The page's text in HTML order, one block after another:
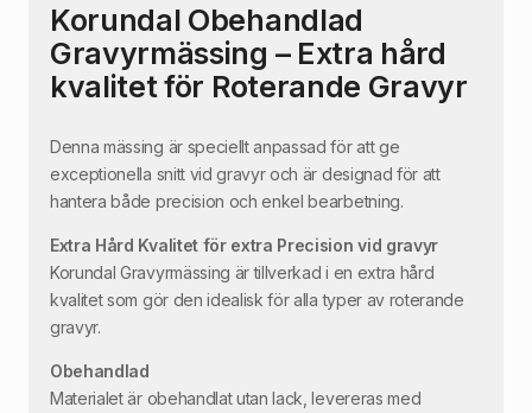
Korundal Obehandlad
Gravyrmässing – Extra hård
kvalitet för Roterande Gravyr
Denna mässing är speciellt anpassad för att ge
exceptionella snitt vid gravyr och är designad för att
hantera både precision och enkel bearbetning.
Extra Hård Kvalitet för extra Precision vid gravyr
Korundal Gravyrmässing är tillverkad i en extra hård
kvalitet som gör den idealisk för alla typer av roterande
gravyr.
Obehandlad
Materialet är obehandlat utan lack, levereras med